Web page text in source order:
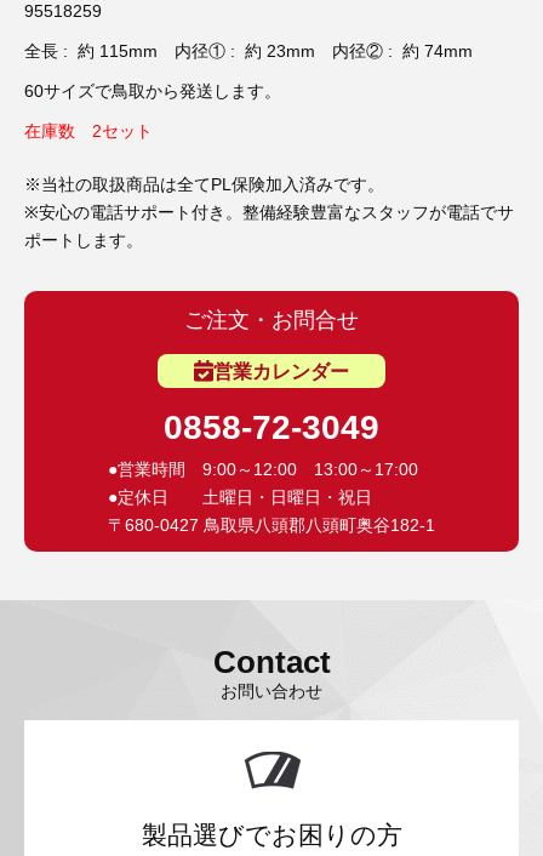
95518259
全長 : 約 115mm 内径① : 約 23mm 内径② : 約 74mm
60サイズで鳥取から発送します。
在庫数 2セット
※当社の取扱商品は全てPL保険加入済みです。
※安心の電話サポート付き。整備経験豊富なスタッフが電話でサ
ポートします。
ご注文・お問合せ
営業カレンダー
0858-72-3049
●営業時間 9:00～12:00 13:00～17:00
●定休日 土曜日・日曜日・祝日
〒680-0427 鳥取県八頭郡八頭町奥谷182-1
Contact
お問い合わせ
製品選びでお困りの方